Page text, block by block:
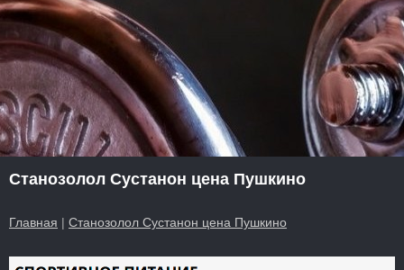
Станозолол Сустанон цена Пушкино
Главная | Станозолол Сустанон цена Пушкино